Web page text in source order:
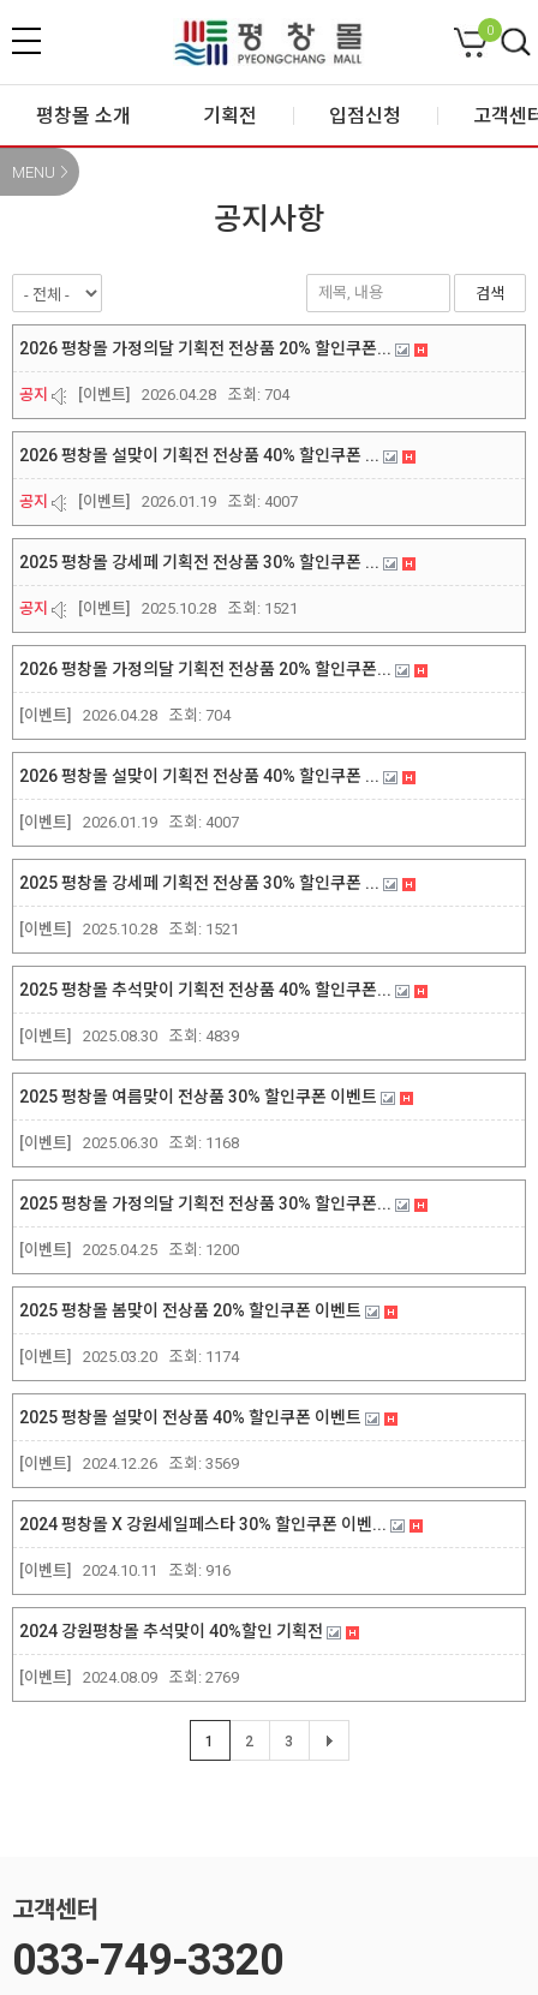
0
평창몰 소개 기획전 입점신청 고객센
MENU
공지사항
검색
공지 [이벤트]
2026 평창몰 가정의달 기획전 전상품 20% 할인쿠폰...
2026.04.28 조회: 704
공지 [이벤트]
2026 평창몰 설맞이 기획전 전상품 40% 할인쿠폰 ...
2026.01.19 조회: 4007
공지 [이벤트]
2025 평창몰 강세페 기획전 전상품 30% 할인쿠폰 ...
2025.10.28 조회: 1521
[이벤트]
2026 평창몰 가정의달 기획전 전상품 20% 할인쿠폰...
2026.04.28 조회: 704
[이벤트]
2026 평창몰 설맞이 기획전 전상품 40% 할인쿠폰 ...
2026.01.19 조회: 4007
[이벤트]
2025 평창몰 강세페 기획전 전상품 30% 할인쿠폰 ...
2025.10.28 조회: 1521
[이벤트]
2025 평창몰 추석맞이 기획전 전상품 40% 할인쿠폰...
2025.08.30 조회: 4839
[이벤트]
2025 평창몰 여름맞이 전상품 30% 할인쿠폰 이벤트
2025.06.30 조회: 1168
[이벤트]
2025 평창몰 가정의달 기획전 전상품 30% 할인쿠폰...
2025.04.25 조회: 1200
[이벤트]
2025 평창몰 봄맞이 전상품 20% 할인쿠폰 이벤트
2025.03.20 조회: 1174
[이벤트]
2025 평창몰 설맞이 전상품 40% 할인쿠폰 이벤트
2024.12.26 조회: 3569
[이벤트]
2024 평창몰 X 강원세일페스타 30% 할인쿠폰 이벤...
2024.10.11 조회: 916
[이벤트]
2024 강원평창몰 추석맞이 40%할인 기획전
2024.08.09 조회: 2769
1 2 3
고객센터
033-749-3320